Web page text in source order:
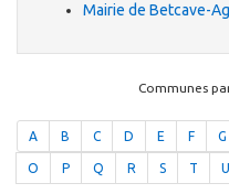
Mairie de Betcave-
Communes
A B C D E F G
O P Q R S T U